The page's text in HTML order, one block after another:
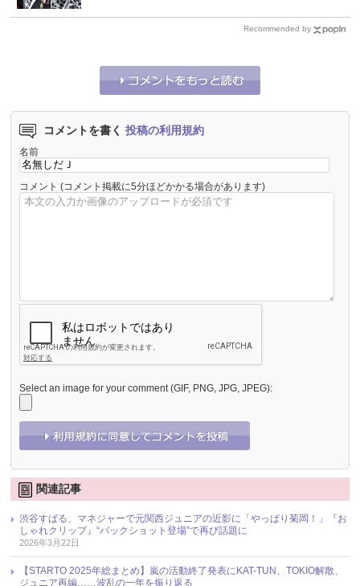
Recommended by
コメントを書く 投稿の利用規約
名前
コメント (コメント掲載に5分ほどかかる場合があります)
Select an image for your comment (GIF, PNG, JPG, JPEG):
関連記事
渋谷すばる、マネジャーで元関西ジュニアの近影に「やっぱり菊岡！」『お
しゃれクリップ』“バックショット登場”で再び話題に
2026年3月22日
【STARTO 2025年総まとめ】嵐の活動終了発表にKAT-TUN、TOKIO解散、
ジュニア再編……波乱の一年を振り返る